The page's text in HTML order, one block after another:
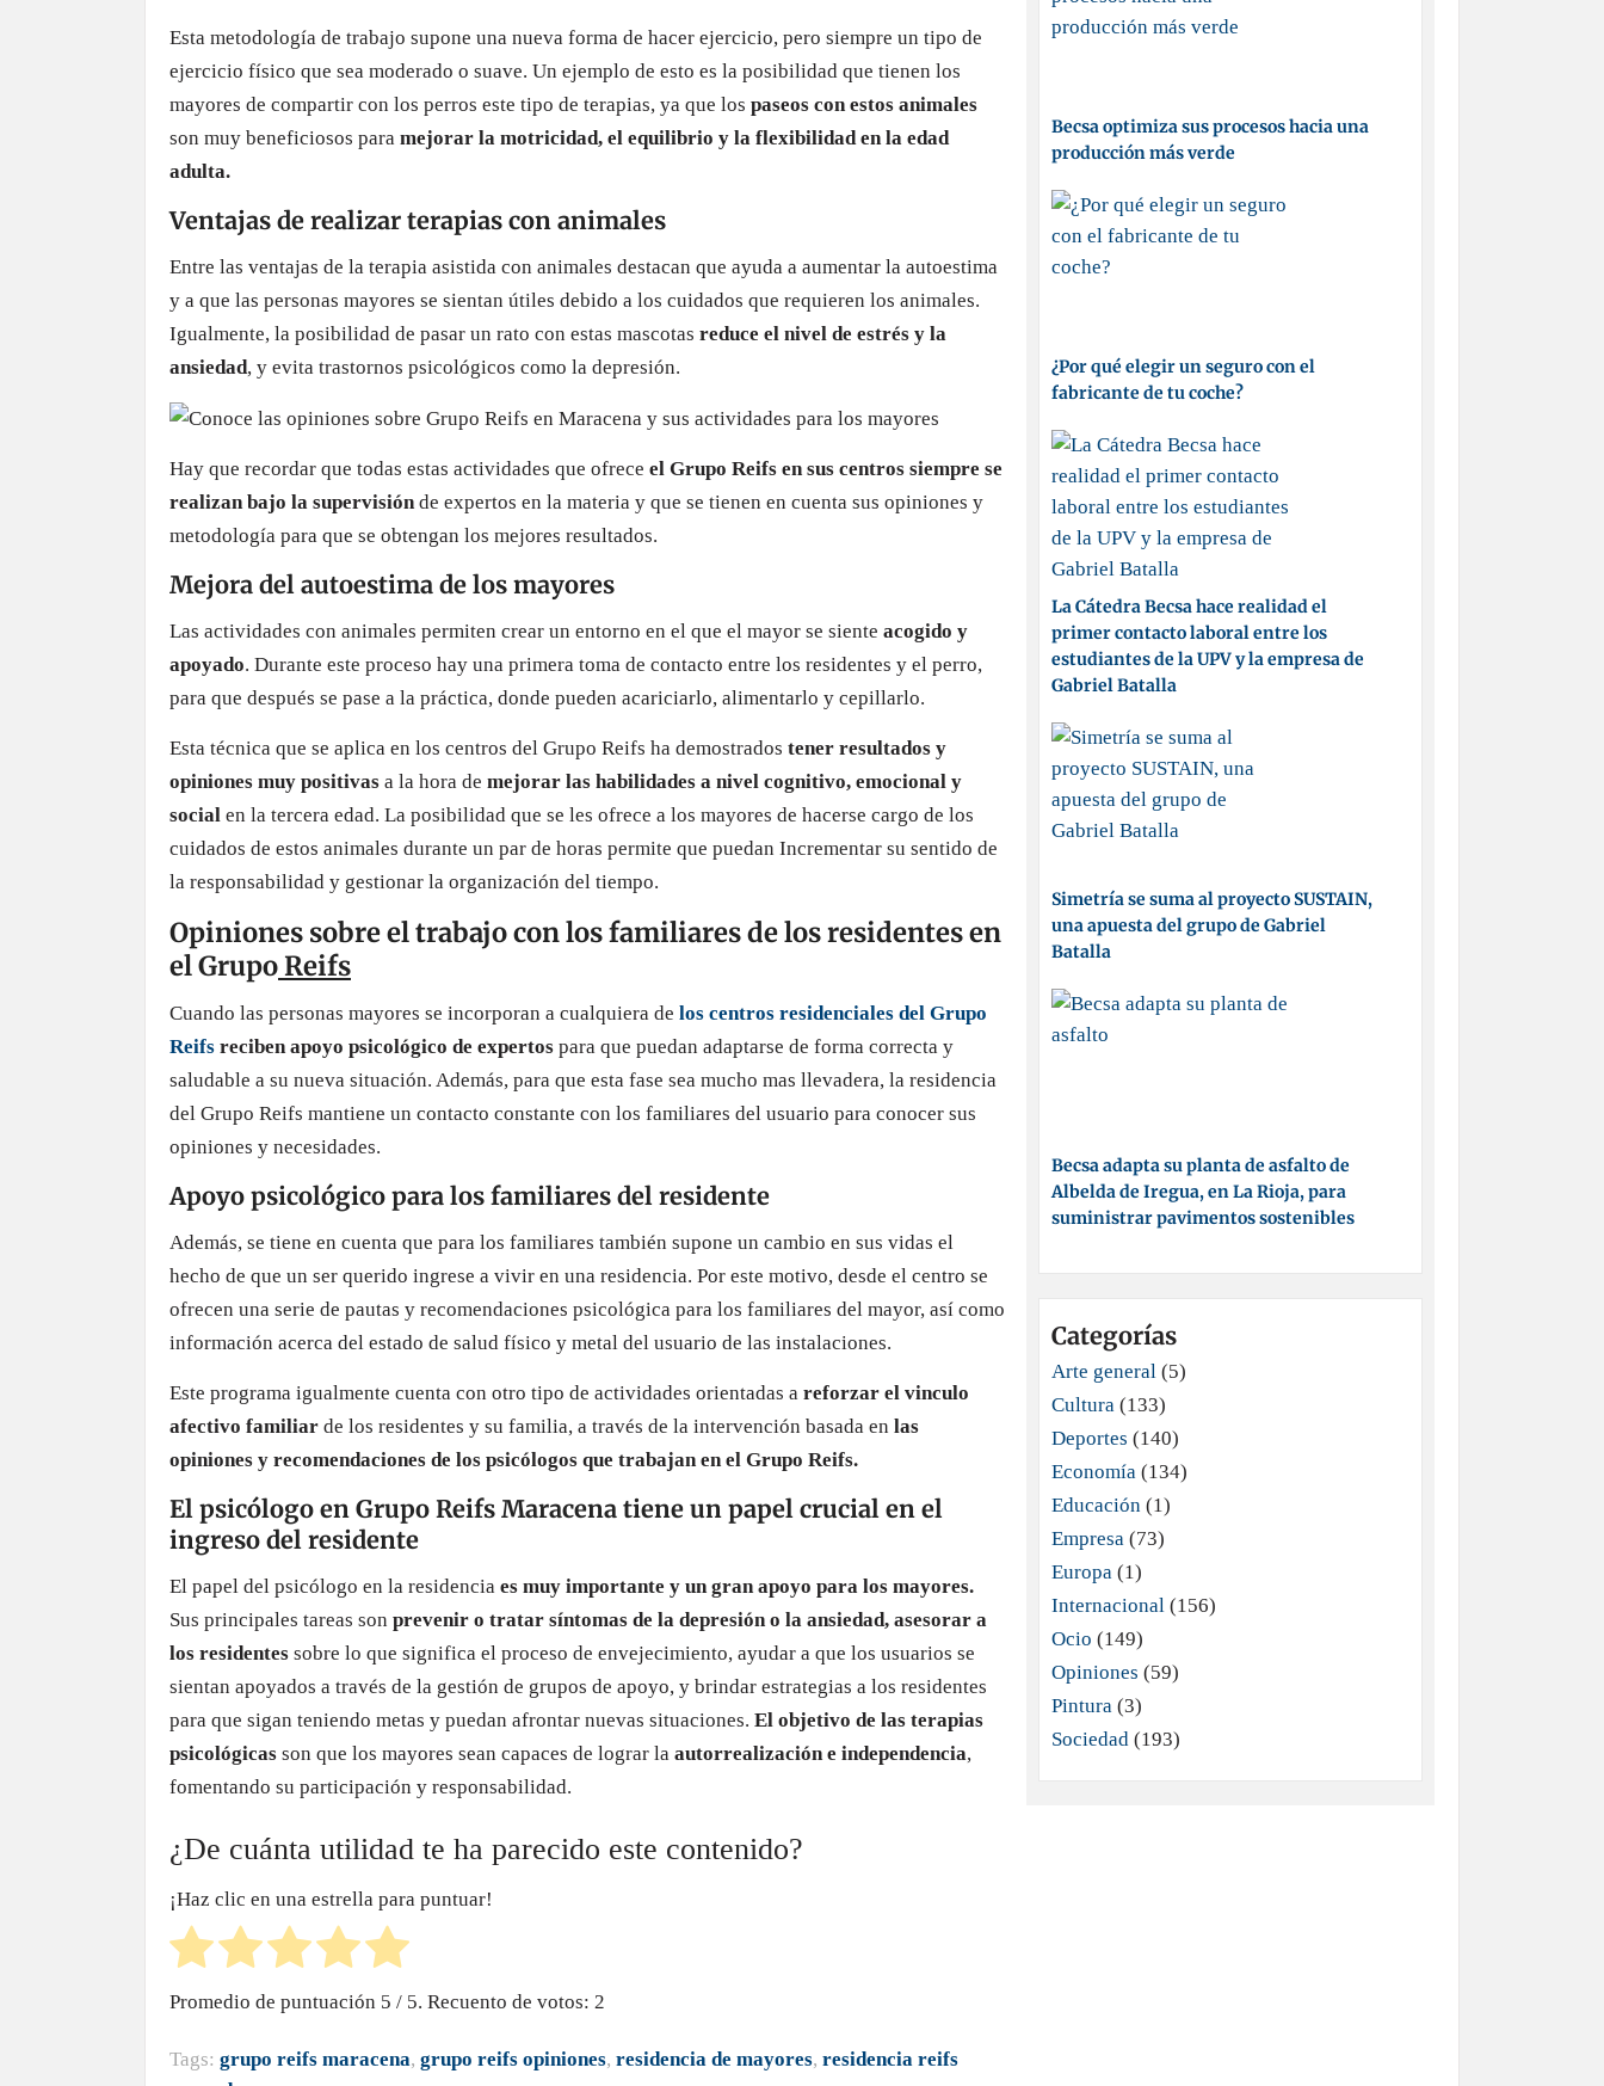
Esta metodología de trabajo supone una nueva forma de hacer ejercicio, pero siempre un tipo de
ejercicio físico que sea moderado o suave. Un ejemplo de esto es la posibilidad que tienen los
mayores de compartir con los perros este tipo de terapias, ya que los paseos con estos animales
son muy beneficiosos para mejorar la motricidad, el equilibrio y la flexibilidad en la edad
adulta.
Ventajas de realizar terapias con animales
Entre las ventajas de la terapia asistida con animales destacan que ayuda a aumentar la autoestima
y a que las personas mayores se sientan útiles debido a los cuidados que requieren los animales.
Igualmente, la posibilidad de pasar un rato con estas mascotas reduce el nivel de estrés y la
ansiedad, y evita trastornos psicológicos como la depresión.
Hay que recordar que todas estas actividades que ofrece el Grupo Reifs en sus centros siempre se
realizan bajo la supervisiónde expertos en la materia y que se tienen en cuenta sus opiniones y
metodología para que se obtengan los mejores resultados.
Mejora del autoestima de los mayores
Las actividades con animales permiten crear un entorno en el que el mayor se siente acogido y
apoyado. Durante este proceso hay una primera toma de contacto entre los residentes y el perro,
para que después se pase a la práctica, donde pueden acariciarlo, alimentarlo y cepillarlo.
Esta técnica que se aplica en los centros del Grupo Reifs ha demostrados tener resultados y
opiniones muy positivas a la hora de mejorar las habilidades a nivel cognitivo, emocional y
social en la tercera edad. La posibilidad que se les ofrece a los mayores de hacerse cargo de los
cuidados de estos animales durante un par de horas permite que puedan Incrementar su sentido de
la responsabilidad y gestionar la organización del tiempo.
Opiniones sobre el trabajo con los familiares de los residentes en
el GrupoReifs
Cuando las personas mayores se incorporan a cualquiera de los centros residenciales del Grupo
Reifs reciben apoyo psicológico de expertos para que puedan adaptarse de forma correcta y
saludable a su nueva situación. Además, para que esta fase sea mucho mas llevadera, la residencia
del Grupo Reifs mantiene un contacto constante con los familiares del usuario para conocer sus
opiniones y necesidades.
Apoyo psicológico para los familiares del residente
Además, se tiene en cuenta que para los familiares también supone un cambio en sus vidas el
hecho de que un ser querido ingrese a vivir en una residencia. Por este motivo, desde el centro se
ofrecen una serie de pautas y recomendaciones psicológica para los familiares del mayor, así como
información acerca del estado de salud físico y metal del usuario de las instalaciones.
Este programa igualmente cuenta con otro tipo de actividades orientadas a reforzar el vinculo
afectivo familiar de los residentes y su familia, a través de la intervención basada en las
opiniones y recomendaciones de los psicólogos que trabajan en el Grupo Reifs.
El psicólogo en Grupo Reifs Maracena tiene un papel crucial en el
ingreso del residente
El papel del psicólogo en la residencia es muy importante y un gran apoyo para los mayores.
Sus principales tareas son prevenir o tratar síntomas de la depresión o la ansiedad, asesorar a
los residentes sobre lo que significa el proceso de envejecimiento, ayudar a que los usuarios se
sientan apoyados a través de la gestión de grupos de apoyo, y brindar estrategias a los residentes
para que sigan teniendo metas y puedan afrontar nuevas situaciones. El objetivo de las terapias
psicológicas son que los mayores sean capaces de lograr la autorrealización e independencia,
fomentando su participación y responsabilidad.
¿De cuánta utilidad te ha parecido este contenido?
¡Haz clic en una estrella para puntuar!
Promedio de puntuación 5 / 5. Recuento de votos: 2
Tags: grupo reifs maracena, grupo reifs opiniones, residencia de mayores, residencia reifs
Becsa optimiza sus procesos hacia una
producción más verde
¿Por qué elegir un seguro con el
fabricante de tu coche?
La Cátedra Becsa hace realidad el
primer contacto laboral entre los
estudiantes de la UPV y la empresa de
Gabriel Batalla
Simetría se suma al proyecto SUSTAIN,
una apuesta del grupo de Gabriel
Batalla
Becsa adapta su planta de asfalto de
Albelda de Iregua, en La Rioja, para
suministrar pavimentos sostenibles
Categorías
Arte general (5)
Cultura (133)
Deportes (140)
Economía (134)
Educación (1)
Empresa (73)
Europa (1)
Internacional (156)
Ocio (149)
Opiniones (59)
Pintura (3)
Sociedad (193)